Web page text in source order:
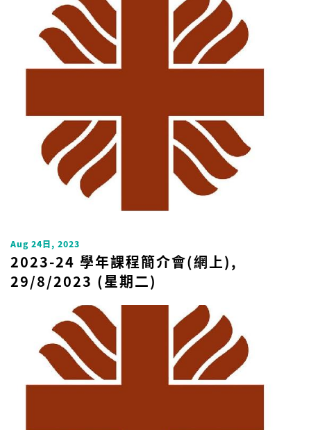
Aug 24日, 2023
2023-24 學年課程簡介會(網上),
29/8/2023 (星期二)